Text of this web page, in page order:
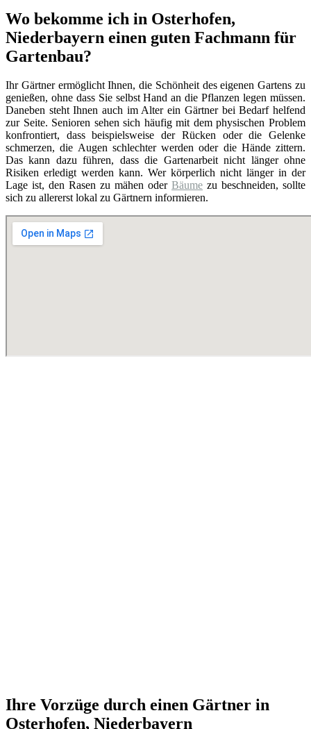
Wo bekomme ich in Osterhofen,
Niederbayern einen guten Fachmann für
Gartenbau?
Ihr Gärtner ermöglicht Ihnen, die Schönheit des eigenen Gartens zu
genießen, ohne dass Sie selbst Hand an die Pflanzen legen müssen.
Daneben steht Ihnen auch im Alter ein Gärtner bei Bedarf helfend
zur Seite. Senioren sehen sich häufig mit dem physischen Problem
konfrontiert, dass beispielsweise der Rücken oder die Gelenke
schmerzen, die Augen schlechter werden oder die Hände zittern.
Das kann dazu führen, dass die Gartenarbeit nicht länger ohne
Risiken erledigt werden kann. Wer körperlich nicht länger in der
Lage ist, den Rasen zu mähen oder Bäume zu beschneiden, sollte
sich zu allererst lokal zu Gärtnern informieren.
Ihre Vorzüge durch einen Gärtner in
Osterhofen, Niederbayern